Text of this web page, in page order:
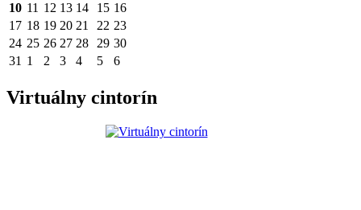
10 11 12 13 14 15 16
17 18 19 20 21 22 23
24 25 26 27 28 29 30
31 1 2 3 4 5 6
Virtuálny cintorín